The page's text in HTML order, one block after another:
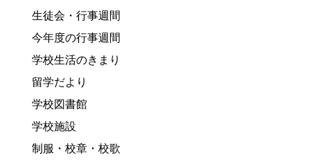
生徒会・行事週間
今年度の行事週間
学校生活のきまり
留学だより
学校図書館
学校施設
制服・校章・校歌